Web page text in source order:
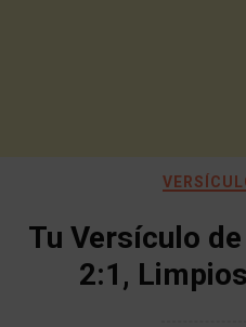
Tu Versículo
2:1,